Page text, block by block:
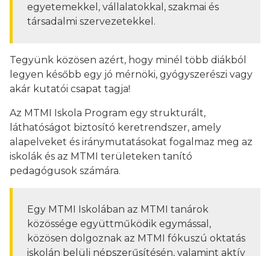
egyetemekkel, vállalatokkal, szakmai és
társadalmi szervezetekkel.
Tegyünk közösen azért, hogy minél több diákból
legyen később egy jó mérnöki, gyógyszerészi vagy
akár kutatói csapat tagja!
Az MTMI Iskola Program egy strukturált,
láthatóságot biztosító keretrendszer, amely
alapelveket és iránymutatásokat fogalmaz meg az
iskolák és az MTMI területeken tanító
pedagógusok számára.
Egy MTMI Iskolában az MTMI tanárok
közössége együttműködik egymással,
közösen dolgoznak az MTMI fókuszú oktatás
iskolán belüli népszerűsítésén, valamint aktív